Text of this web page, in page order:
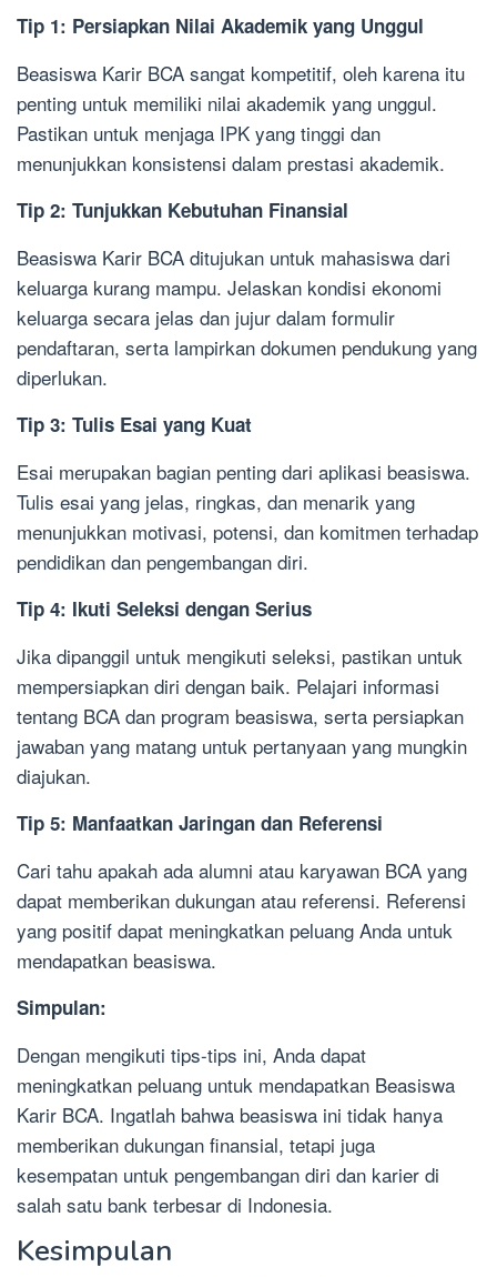
Tip 1: Persiapkan Nilai Akademik yang Unggul
Beasiswa Karir BCA sangat kompetitif, oleh karena itu
penting untuk memiliki nilai akademik yang unggul.
Pastikan untuk menjaga IPK yang tinggi dan
menunjukkan konsistensi dalam prestasi akademik.
Tip 2: Tunjukkan Kebutuhan Finansial
Beasiswa Karir BCA ditujukan untuk mahasiswa dari
keluarga kurang mampu. Jelaskan kondisi ekonomi
keluarga secara jelas dan jujur dalam formulir
pendaftaran, serta lampirkan dokumen pendukung yang
diperlukan.
Tip 3: Tulis Esai yang Kuat
Esai merupakan bagian penting dari aplikasi beasiswa.
Tulis esai yang jelas, ringkas, dan menarik yang
menunjukkan motivasi, potensi, dan komitmen terhadap
pendidikan dan pengembangan diri.
Tip 4: Ikuti Seleksi dengan Serius
Jika dipanggil untuk mengikuti seleksi, pastikan untuk
mempersiapkan diri dengan baik. Pelajari informasi
tentang BCA dan program beasiswa, serta persiapkan
jawaban yang matang untuk pertanyaan yang mungkin
diajukan.
Tip 5: Manfaatkan Jaringan dan Referensi
Cari tahu apakah ada alumni atau karyawan BCA yang
dapat memberikan dukungan atau referensi. Referensi
yang positif dapat meningkatkan peluang Anda untuk
mendapatkan beasiswa.
Simpulan:
Dengan mengikuti tips-tips ini, Anda dapat
meningkatkan peluang untuk mendapatkan Beasiswa
Karir BCA. Ingatlah bahwa beasiswa ini tidak hanya
memberikan dukungan finansial, tetapi juga
kesempatan untuk pengembangan diri dan karier di
salah satu bank terbesar di Indonesia.
Kesimpulan